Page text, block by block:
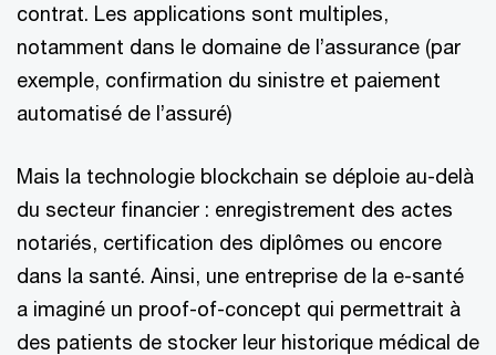
contrat. Les applications sont multiples,
notamment dans le domaine de l’assurance (par
exemple, confirmation du sinistre et paiement
automatisé de l’assuré)
Mais la technologie blockchain se déploie au-delà
du secteur financier : enregistrement des actes
notariés, certification des diplômes ou encore
dans la santé. Ainsi, une entreprise de la e-santé
a imaginé un proof-of-concept qui permettrait à
des patients de stocker leur historique médical de